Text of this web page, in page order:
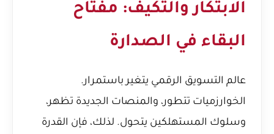
الابتكار والتكيف: مفتاح
البقاء في الصدارة
عالم التسويق الرقمي يتغير باستمرار.
الخوارزميات تتطور، والمنصات الجديدة تظهر،
وسلوك المستهلكين يتحول. لذلك، فإن القدرة